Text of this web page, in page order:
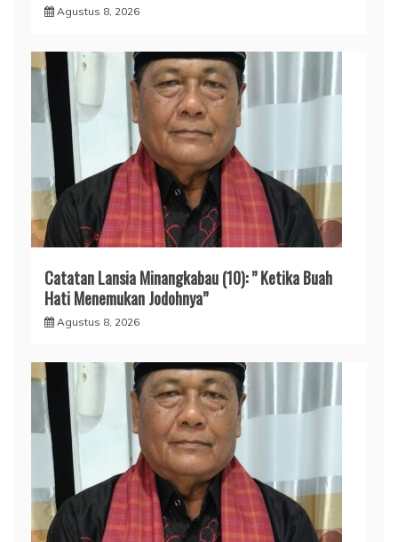
Agustus 8, 2026
Catatan Lansia Minangkabau (10): ” Ketika Buah
Hati Menemukan Jodohnya”
Agustus 8, 2026